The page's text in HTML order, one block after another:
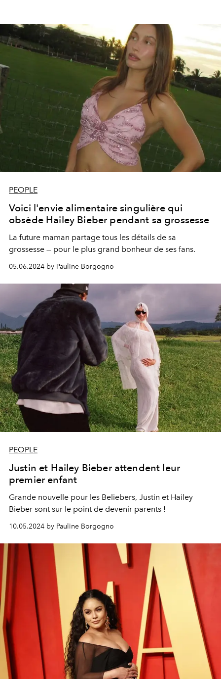
PEOPLE
Voici l'envie alimentaire singulière qui
obsède Hailey Bieber pendant sa grossesse
La future maman partage tous les détails de sa
grossesse — pour le plus grand bonheur de ses fans.
05.06.2024 by Pauline Borgogno
PEOPLE
Justin et Hailey Bieber attendent leur
premier enfant
Grande nouvelle pour les Beliebers, Justin et Hailey
Bieber sont sur le point de devenir parents !
10.05.2024 by Pauline Borgogno